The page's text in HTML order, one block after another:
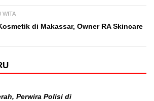
WITA
di Makassar, Owner RA Skincare
Perwira Polisi di